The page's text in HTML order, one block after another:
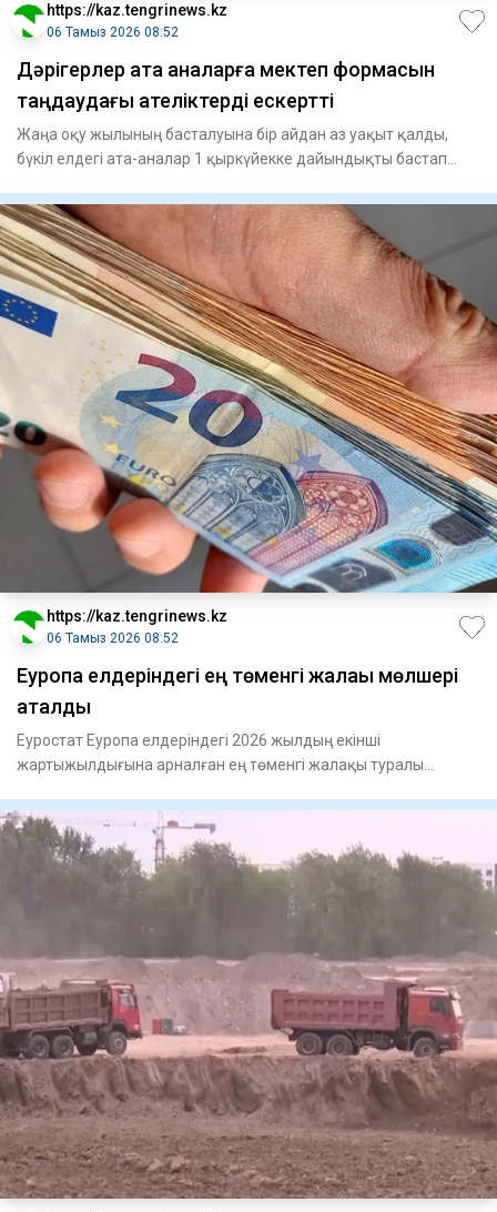
https://kaz.tengrinews.kz
06 Тамыз 2026 08:52
Дәрігерлер ата аналарға мектеп формасын
таңдаудағы қателіктерді ескертті
Жаңа оқу жылының басталуына бір айдан аз уақыт қалды,
бүкіл елдегі ата-аналар 1 қыркүйекке дайындықты бастап
https://kaz.tengrinews.kz
06 Тамыз 2026 08:52
Еуропа елдеріндегі ең төменгі жалақы мөлшері
аталды
Еуростат Еуропа елдеріндегі 2026 жылдың екінші
жартыжылдығына арналған ең төменгі жалақы туралы